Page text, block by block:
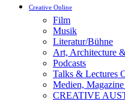
Creative Online
Film
Musik
Literatur/Bühne
Art, Architecture
Podcasts
Talks & Lectures
Medien,
CREATIVE